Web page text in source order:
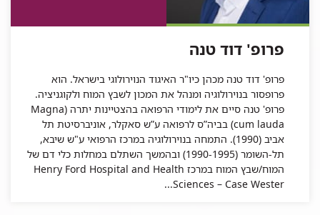
טנה
פרופ' דוד טנה
פרופ' דוד טנה מכהן כיו"ר האיגוד הנוירולוגי בישראל. הוא
פרופסור בנוירולוגיה ומנהל את המכון לשבץ המוח ולקוגניציה.
פרופ' טנה סיים את לימודי הרפואה בהצטיינות יתרה (Magna
cum lauda) בביה”ס לרפואה ע”ש סאקלר, אוניברסיטת תל
אביב (1990). התמחה בנוירולוגיה במרכז הרפואי ע"ש שיבא,
תל-השומר (1990-1995) ובהמשך השתלם במחלות כלי דם של
המוח/שבץ המוח במרכז Henry Ford Hospital and Health
Sciences – Case Wester...